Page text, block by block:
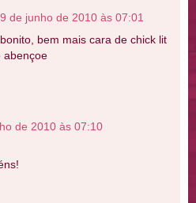
de junho de 2010 às 07:01
bem mais cara de chick lit
abençoe
de 2010 às 07:10